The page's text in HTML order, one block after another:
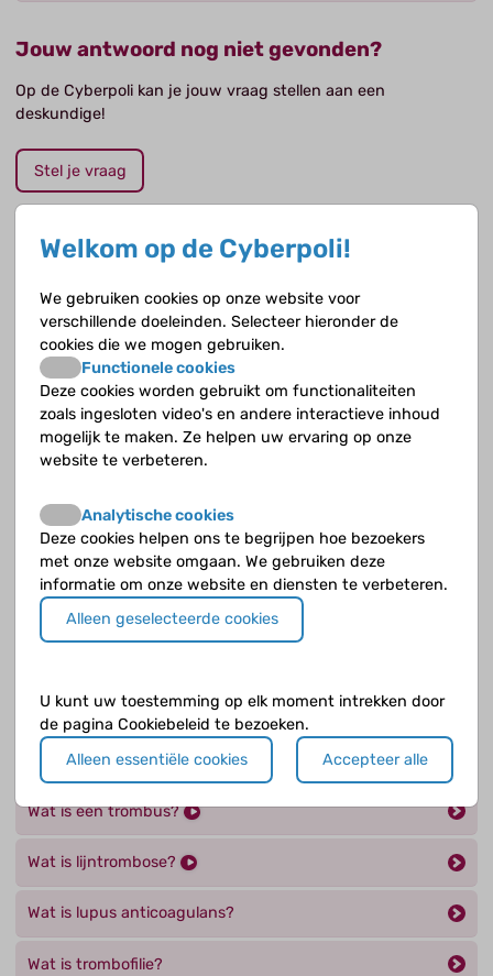
Jouw antwoord nog niet gevonden?
Op de Cyberpoli kan je jouw vraag stellen aan een
deskundige!
Stel je vraag
Helpt een steunkous om klachten na een
trombosebeen of een trombosearm te voorkomen?
Hoe vaak komt lijntrombose voor?
Hoe vaak komt trombose bij kinderen voor?
Kun je klachten houden na trombose?
Kun je later nog een keer trombose krijgen?
Wanneer kan trombose ontstaan?
Wat is asparaginase?
Wat is een embolie?
Wat is een trombus?
Wat is lijntrombose?
Wat is lupus anticoagulans?
Wat is trombofilie?
Welkom op de Cyberpoli!
We gebruiken cookies op onze website voor
verschillende doeleinden. Selecteer hieronder de
cookies die we mogen gebruiken.
Functionele cookies
Deze cookies worden gebruikt om functionaliteiten
zoals ingesloten video's en andere interactieve inhoud
mogelijk te maken. Ze helpen uw ervaring op onze
website te verbeteren.
Analytische cookies
Deze cookies helpen ons te begrijpen hoe bezoekers
met onze website omgaan. We gebruiken deze
informatie om onze website en diensten te verbeteren.
Alleen geselecteerde cookies
U kunt uw toestemming op elk moment intrekken door
de pagina Cookiebeleid te bezoeken.
Alleen essentiële cookies
Accepteer alle